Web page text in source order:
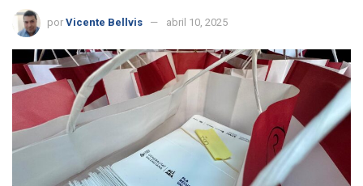
por Vicente Bellvis abril 10, 2025